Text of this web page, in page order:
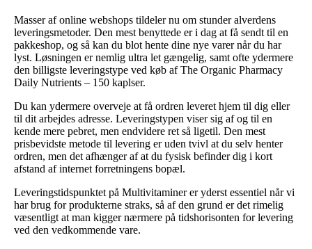
Masser af online webshops tildeler nu om stunder alverdens
leveringsmetoder. Den mest benyttede er i dag at få sendt til en
pakkeshop, og så kan du blot hente dine nye varer når du har
lyst. Løsningen er nemlig ultra let gængelig, samt ofte ydermere
den billigste leveringstype ved køb af The Organic Pharmacy
Daily Nutrients – 150 kaplser.
Du kan ydermere overveje at få ordren leveret hjem til dig eller
til dit arbejdes adresse. Leveringstypen viser sig af og til en
kende mere pebret, men endvidere ret så ligetil. Den mest
prisbevidste metode til levering er uden tvivl at du selv henter
ordren, men det afhænger af at du fysisk befinder dig i kort
afstand af internet forretningens bopæl.
Leveringstidspunktet på Multivitaminer er yderst essentiel når vi
har brug for produkterne straks, så af den grund er det rimelig
væsentligt at man kigger nærmere på tidshorisonten for levering
ved den vedkommende vare.